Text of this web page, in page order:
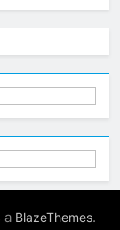
a BlazeThemes.